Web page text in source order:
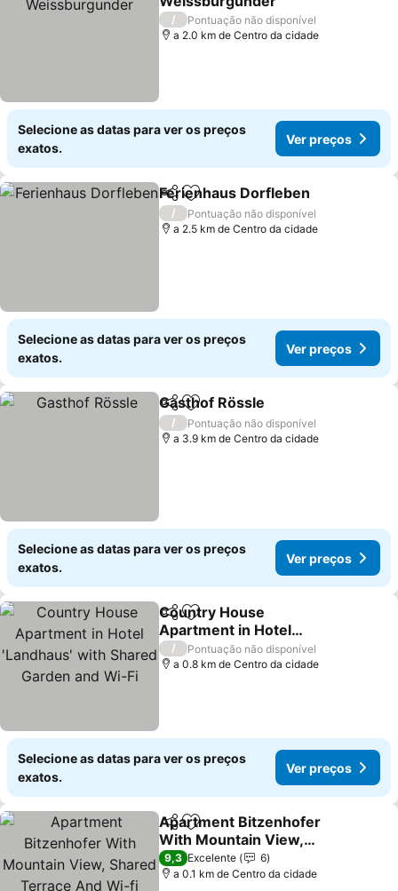
Ver preços
/
Pontuação não disponível
a 2.0 km de Centro da cidade
Selecione as datas para ver os preços
exatos.
Ver preços
PartilharAdicionar aos favoritos
Ferienhaus Dorfleben
/
Pontuação não disponível
a 2.5 km de Centro da cidade
Selecione as datas para ver os preços
exatos.
Ver preços
PartilharAdicionar aos favoritos
Gasthof Rössle
/
Pontuação não disponível
a 3.9 km de Centro da cidade
Selecione as datas para ver os preços
exatos.
Ver preços
PartilharAdicionar aos favoritos
Country House
Apartment in Hotel
'Landhaus' with Shared
Garden and Wi-Fi
Ver preços
/
Pontuação não disponível
a 0.8 km de Centro da cidade
Selecione as datas para ver os preços
exatos.
Ver preços
PartilharAdicionar aos favoritos
Apartment Bitzenhofer
With Mountain View,
Shared Terrace And Wi-fi
Ver preços
9,3 Excelente
6
a 0.1 km de Centro da cidade